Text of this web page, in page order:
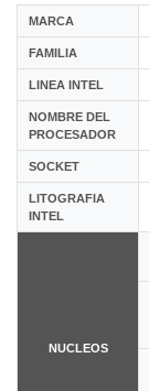
MARCA
FAMILIA
LINEA INTEL
NOMBRE DEL
PROCESADOR
SOCKET
LITOGRAFIA
INTEL
NUCLEOS